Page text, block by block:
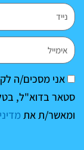
נייד
אימייל
הסכמה
אני מסכים/ה
סטאר בדוא"ל,
ומאשר/ת את